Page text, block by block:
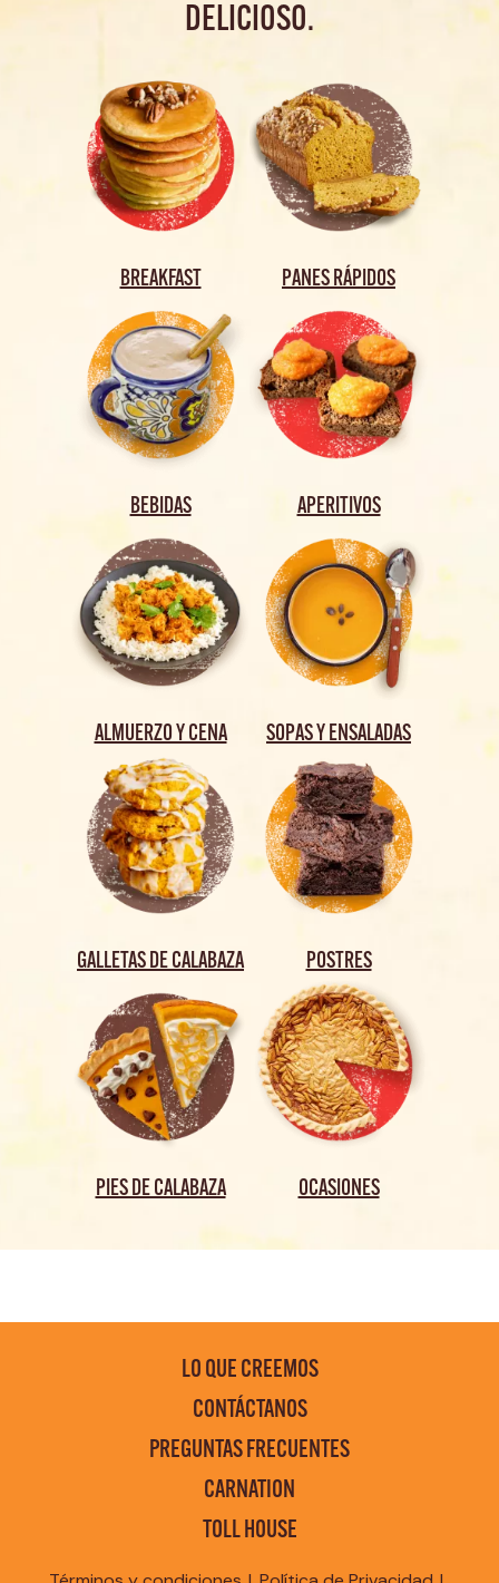
DELICIOSO.
BREAKFAST PANES RÁPIDOS
BEBIDAS APERITIVOS
ALMUERZO Y CENA SOPAS Y ENSALADAS
GALLETAS DE CALABAZA POSTRES
PIES DE CALABAZA OCASIONES
LO QUE CREEMOS
CONTÁCTANOS
PREGUNTAS FRECUENTES
CARNATION
TOLL HOUSE